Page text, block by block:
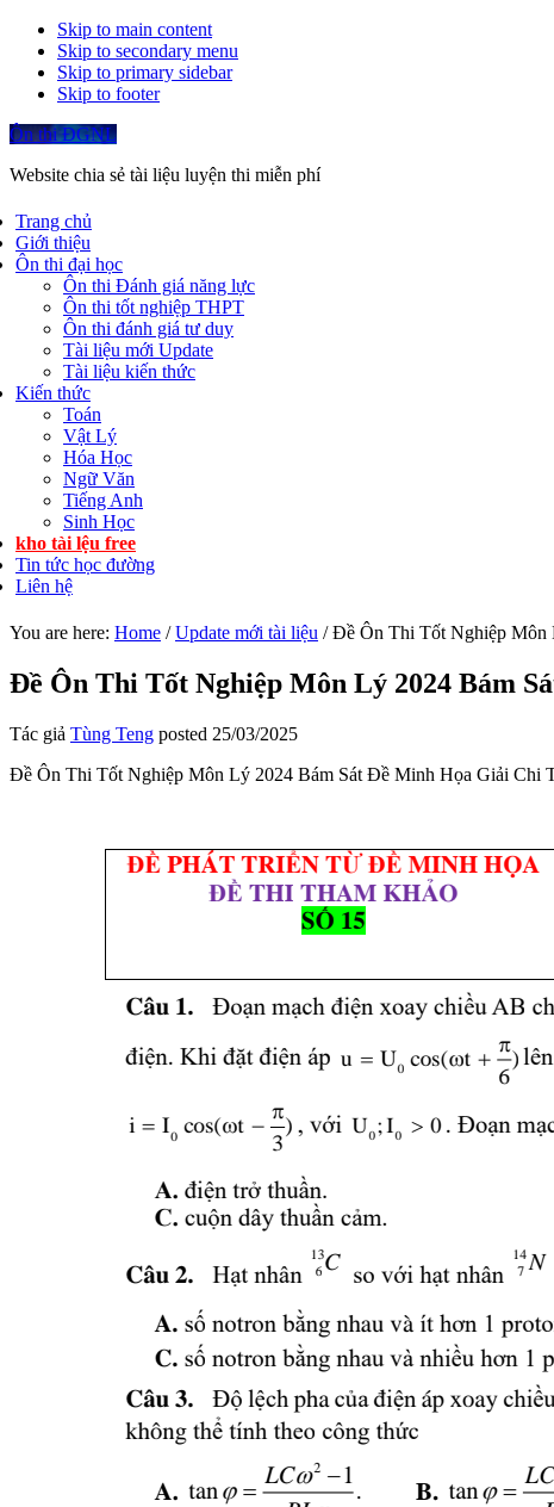
Skip to main content
Skip to secondary menu
Skip to primary sidebar
Skip to footer
Ôn thi ĐGNL
Website chia sẻ tài liệu luyện thi miễn phí
Trang chủ
Giới thiệu
Ôn thi đại học
Ôn thi Đánh giá năng lực
Ôn thi tốt nghiệp THPT
Ôn thi đánh giá tư duy
Tài liệu mới Update
Tài liệu kiến thức
Kiến thức
Toán
Vật Lý
Hóa Học
Ngữ Văn
Tiếng Anh
Sinh Học
kho tài lệu free
Tin tức học đường
Liên hệ
You are here: Home / Update mới tài liệu /Đề Ôn Thi Tốt Nghiệp Môn
Đề Ôn Thi Tốt Nghiệp Môn Lý 2024 Bám
Tác giả Tùng Teng posted 25/03/2025
Đề Ôn Thi Tốt Nghiệp Môn Lý 2024 Bám Sát Đề Minh Họa Giải Chi